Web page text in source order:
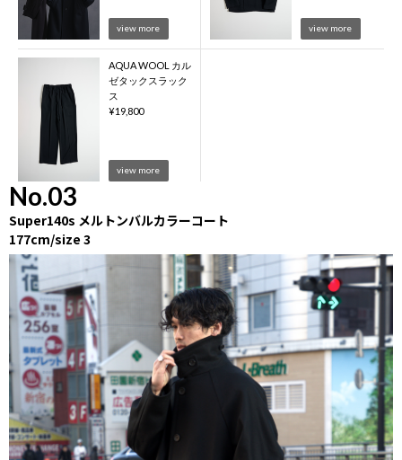
view more view more
AQUA WOOL カル
ゼタックスラック
ス
¥19,800
view more
No.03
Super140s メルトンバルカラーコート
177cm/size 3